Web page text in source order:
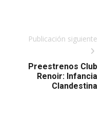
Publicación siguiente
Preestrenos Club
Renoir: Infancia
Clandestina